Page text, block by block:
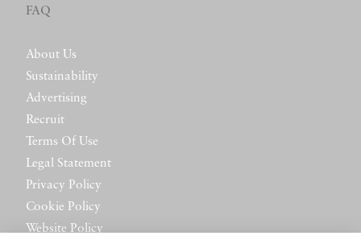
FAQ
About Us
Sustainability
Advertising
Recruit
Terms Of Use
Legal Statement
Privacy Policy
Cookie Policy
Website Policy